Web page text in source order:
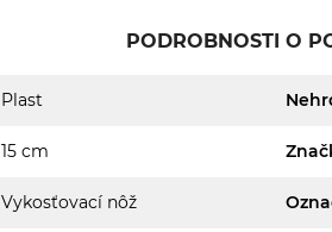
PODROBNOSTI O
Plast
15 cm
Vykosťovací nôž